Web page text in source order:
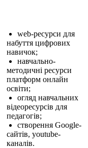
web-ресурси для
набуття цифрових
навичок;
навчально-
методичні ресурси
платформ онлайн
освіти;
огляд навчальних
відеоресурсів для
педагогів;
створення Google-
сайтів, youtube-
каналів.